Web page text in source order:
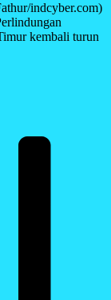
indcyber.com)
kembali turun